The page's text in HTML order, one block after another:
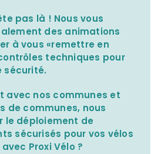
pas là ! Nous vous
des animations
à vous «remettre en
techniques pour
sécurité.
avec nos communes et
de communes, nous
le déploiement de
sécurisés pour vos vélos
Proxi Vélo ?